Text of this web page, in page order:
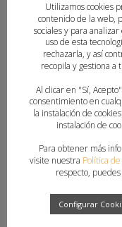
La capitana del
capacidad de
parte mucho
concentración y
Pedro Fuertes
gran final de la
el gran nivel que
reinando la
Federación de
Valeciana
Utilizamos cookies
contenido de la web,
sociales y para
uso de esta
rechazarla, y así
recopila y gestiona a
Al clicar en "Sí,
consentimiento en
la instalación de
instalación de
Para obtener más
visite nuestra Política
respecto,
Configurar